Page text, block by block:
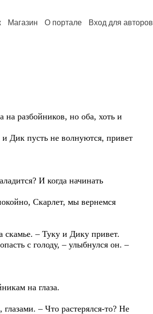
Магазин О портале Вход для авторов
разбойников, но оба, хоть и
Дик пусть не волнуются, привет
И когда начинать
Скарлет, мы вернемся
скамье. – Туку и Дику привет.
с голоду, – улыбнулся он. –
на глаза.
– Что растерялся-то? Не